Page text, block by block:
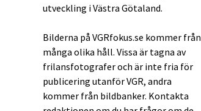
utveckling i Västra Götaland.
Bilderna på VGRfokus.se kommer från
många olika håll. Vissa är tagna av
frilansfotografer och är inte fria för
publicering utanför VGR, andra
kommer från bildbanker. Kontakta